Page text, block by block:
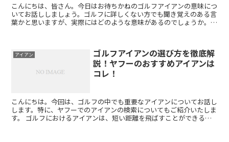
こんにちは、皆さん。今日はお待ちかねのゴルフアイアンの意味につ
いてお話ししましょう。ゴルフに詳しくない方でも聞き覚えのある言
葉かと思いますが、実際にはどのような意味があるのでしょうか。今
アイアン
ゴルフアイアンの選び方を徹底解
説！ヤフーのおすすめアイアンは
コレ！
こんにちは。今回は、ゴルフの中でも重要なアイアンについてお話し
します。特に、ヤフーでのアイアンの検索についてもご紹介いたしま
す。 ゴルフにおけるアイアンは、短い距離を飛ばすことができるク